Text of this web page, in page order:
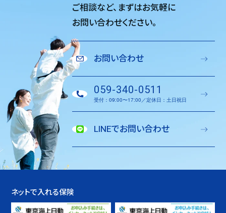
ご相談など、 まずはお気軽に
お問い合わせください。
お問い合わせ
059-340-0511
受付：09:00〜17:00／定休日：土日祝日
LINEでお問い合わせ
ネットで入れる保険